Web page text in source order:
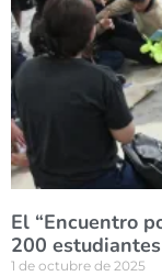
El “Encuentro
200 estudiantes
1 de octubre de 2025